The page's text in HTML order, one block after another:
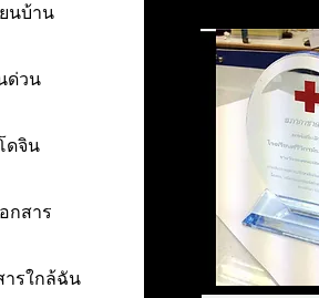
นบ้าน
ด่วน
ดจิน
กสาร
ารใกล้ฉัน